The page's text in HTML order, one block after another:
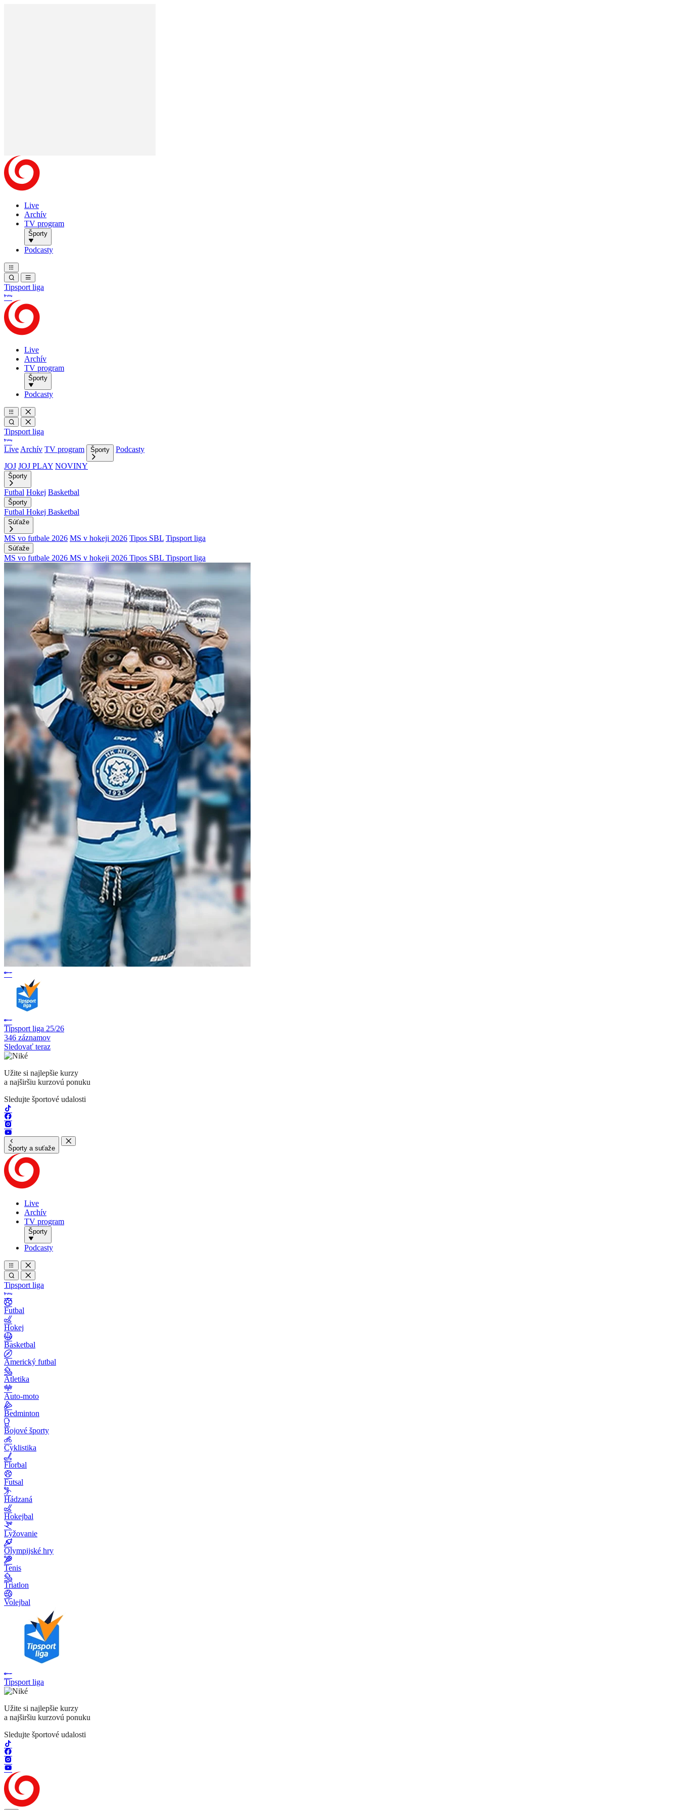
Live
Archív
TV program
Športy
Podcasty
Tipsport liga
Live
Archív
TV program
Športy
Podcasty
Tipsport liga
Live Archív TV program Športy
Podcasty
JOJ JOJ PLAY NOVINY
Športy
Futbal Hokej Basketbal
Športy
Futbal Hokej Basketbal
Súťaže
MS vo futbale 2026 MS v hokeji 2026 Tipos SBL Tipsport liga
Súťaže
MS vo futbale 2026 MS v hokeji 2026 Tipos SBL Tipsport liga
Tipsport liga 25/26
346 záznamov
Sledovať teraz
Užite si najlepšie kurzy
a najširšiu kurzovú ponuku
Sledujte športové udalosti
Športy a suťaže
Live
Archív
TV program
Športy
Podcasty
Tipsport liga
Futbal
Hokej
Basketbal
Americký futbal
Atletika
Auto-moto
Bedminton
Bojové športy
Cyklistika
Florbal
Futsal
Hádzaná
Hokejbal
Lyžovanie
Olympijské hry
Tenis
Triatlon
Volejbal
Tipsport liga
Užite si najlepšie kurzy
a najširšiu kurzovú ponuku
Sledujte športové udalosti